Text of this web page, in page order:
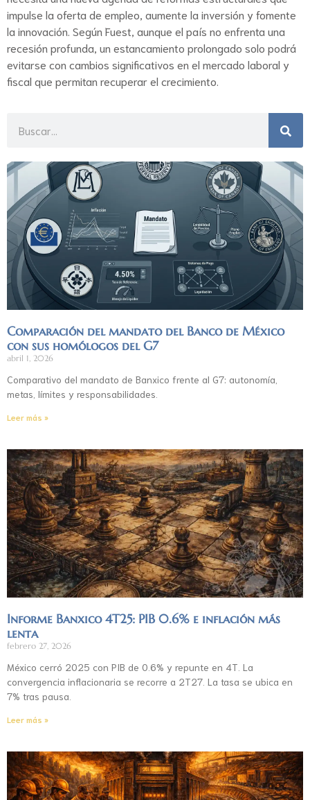
impulse la oferta de empleo, aumente la inversión y fomente
la innovación. Según Fuest, aunque el país no enfrenta una
recesión profunda, un estancamiento prolongado solo podrá
evitarse con cambios significativos en el mercado laboral y
fiscal que permitan recuperar el crecimiento.
Comparación del mandato del Banco de México
con sus homólogos del G7
abril 1, 2026
Comparativo del mandato de Banxico frente al G7: autonomía,
metas, límites y responsabilidades.
Leer más »
Informe Banxico 4T25: PIB 0.6% e inflación más
lenta
febrero 27, 2026
México cerró 2025 con PIB de 0.6% y repunte en 4T. La
convergencia inflacionaria se recorre a 2T27. La tasa se ubica en
7% tras pausa.
Leer más »